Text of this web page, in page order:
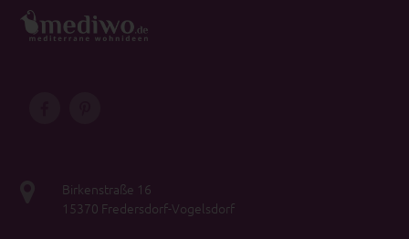
Birkenstraße 16
15370 Fredersdorf-Vogelsdorf